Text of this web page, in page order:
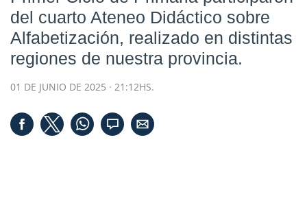
del cuarto Ateneo Didáctico sobre
Alfabetización, realizado en distintas
regiones de nuestra provincia.
01 DE JUNIO DE 2025 · 21:12HS.